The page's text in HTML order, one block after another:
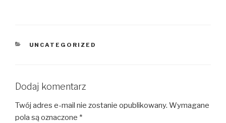
KATEGORIE
UNCATEGORIZED
Dodaj komentarz
Twój adres e-mail nie zostanie opublikowany. Wymagane
pola są oznaczone *